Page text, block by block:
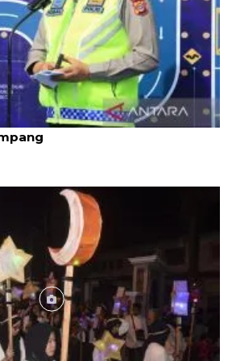
pakai mobil bak terbuka